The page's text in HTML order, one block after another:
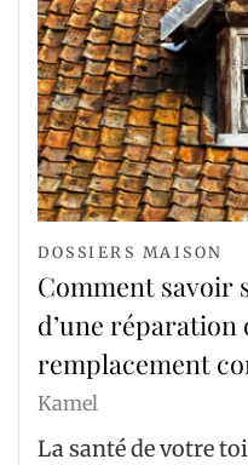
DOSSIERS MAISON
Comment savoir
d’une réparation
remplacement
Kamel
La santé de votre